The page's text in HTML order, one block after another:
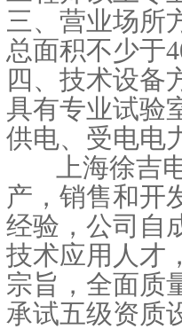
三、营业场所
总面积不少于
四、技术设备
具有专业试验
供电、受电电
上海徐吉电
产，销售和开
经验，公司自
技术应用人才
宗旨，全面质
承试五级资质